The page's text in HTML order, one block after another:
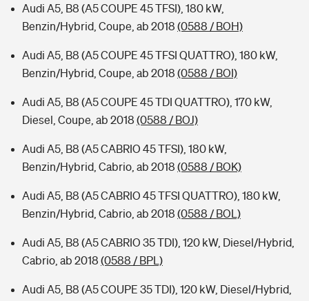
Audi A5, B8 (A5 COUPE 45 TFSI), 180 kW,
Benzin/Hybrid, Coupe, ab 2018 (0588 / BOH)
Audi A5, B8 (A5 COUPE 45 TFSI QUATTRO), 180 kW,
Benzin/Hybrid, Coupe, ab 2018 (0588 / BOI)
Audi A5, B8 (A5 COUPE 45 TDI QUATTRO), 170 kW,
Diesel, Coupe, ab 2018 (0588 / BOJ)
Audi A5, B8 (A5 CABRIO 45 TFSI), 180 kW,
Benzin/Hybrid, Cabrio, ab 2018 (0588 / BOK)
Audi A5, B8 (A5 CABRIO 45 TFSI QUATTRO), 180 kW,
Benzin/Hybrid, Cabrio, ab 2018 (0588 / BOL)
Audi A5, B8 (A5 CABRIO 35 TDI), 120 kW, Diesel/Hybrid,
Cabrio, ab 2018 (0588 / BPL)
Audi A5, B8 (A5 COUPE 35 TDI), 120 kW, Diesel/Hybrid,